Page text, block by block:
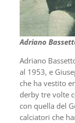
Adriano
Adriano
al 1953, e
che ha vestito
derby tre volte
con quella del
calciatori che